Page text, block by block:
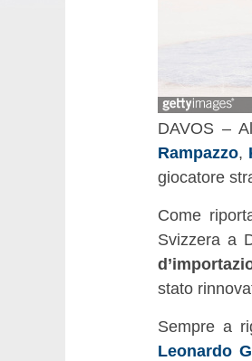
DAVOS –
Rampazzo,
giocatore
Come
Svizzera a
stato
Sempre a
Leonardo